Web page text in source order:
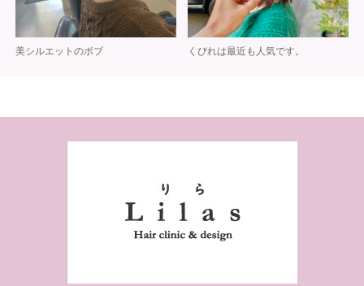
美シルエットのボブ くびれは最近も人気です。